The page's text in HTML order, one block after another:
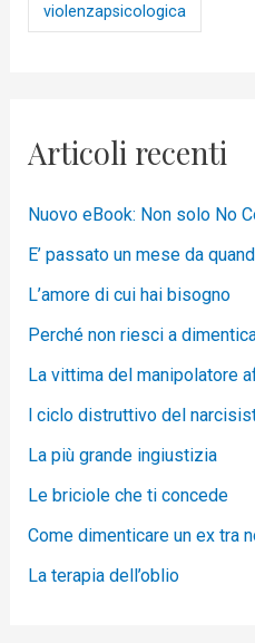
violenzapsicologica
Articoli recenti
Nuovo eBook: Non solo No
E’ passato un mese da
L’amore di cui hai bisogno
Perché non riesci a
La vittima del manipolatore
l ciclo distruttivo del
La più grande ingiustizia
Le briciole che ti concede
Come dimenticare un ex tra
La terapia dell’oblio